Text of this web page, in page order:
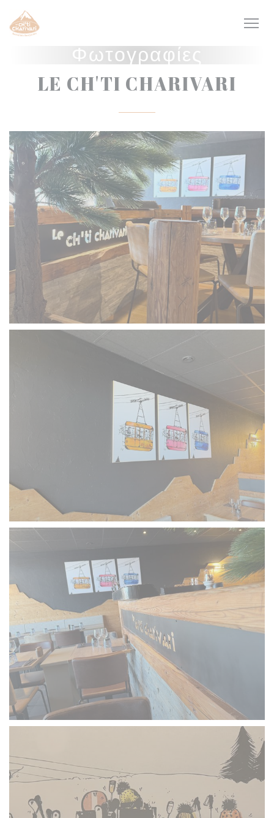
Πίνακας διαχείρισης "Μπισκότων" (Cookies)
Φωτογραφίες
LE CH'TI CHARIVARI